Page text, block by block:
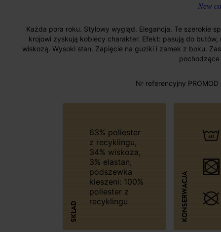
New
Każda pora roku. Stylowy wygląd. Elegancja. Te szerokie
krojowi zyskują kobiecy charakter. Efekt: pasują do
wiskozą. Wysoki stan. Zapięcie na guziki i zamek z boku.
Nr referencyjny
SKŁAD
63% poliester
z recyklingu,
34% wiskoza,
3% elastan,
podszewka
kieszeni: 100%
poliester z
recyklingu
KONSERWACJA